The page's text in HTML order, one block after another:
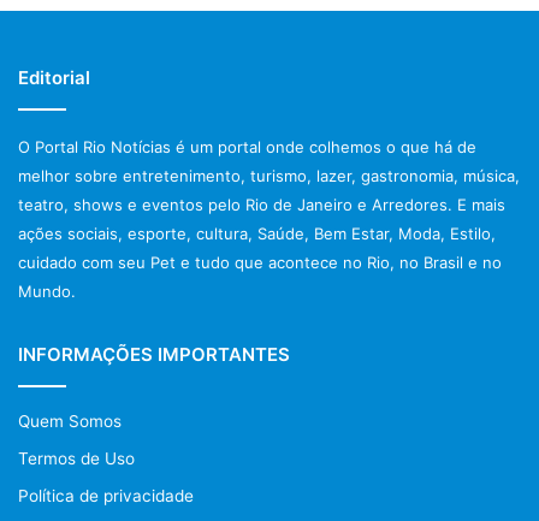
Editorial
O Portal Rio Notícias é um portal onde colhemos o que há de
melhor sobre entretenimento, turismo, lazer, gastronomia, música,
teatro, shows e eventos pelo Rio de Janeiro e Arredores. E mais
ações sociais, esporte, cultura, Saúde, Bem Estar, Moda, Estilo,
cuidado com seu Pet e tudo que acontece no Rio, no Brasil e no
Mundo.
INFORMAÇÕES IMPORTANTES
Quem Somos
Termos de Uso
Política de privacidade